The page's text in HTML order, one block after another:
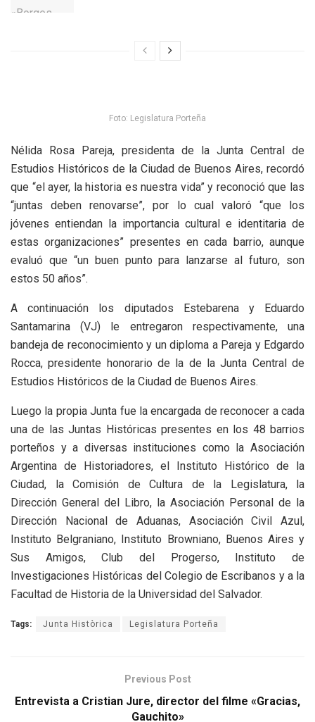
Foto: Legislatura Porteña
Nélida Rosa Pareja, presidenta de la Junta Central de
Estudios Históricos de la Ciudad de Buenos Aires, recordó
que “el ayer, la historia es nuestra vida” y reconoció que las
“juntas deben renovarse”, por lo cual valoró “que los
jóvenes entiendan la importancia cultural e identitaria de
estas organizaciones” presentes en cada barrio, aunque
evaluó que “un buen punto para lanzarse al futuro, son
estos 50 años”.
A continuación los diputados Estebarena y Eduardo
Santamarina (VJ) le entregaron respectivamente, una
bandeja de reconocimiento y un diploma a Pareja y Edgardo
Rocca, presidente honorario de la de la Junta Central de
Estudios Históricos de la Ciudad de Buenos Aires.
Luego la propia Junta fue la encargada de reconocer a cada
una de las Juntas Históricas presentes en los 48 barrios
porteños y a diversas instituciones como la Asociación
Argentina de Historiadores, el Instituto Histórico de la
Ciudad, la Comisión de Cultura de la Legislatura, la
Dirección General del Libro, la Asociación Personal de la
Dirección Nacional de Aduanas, Asociación Civil Azul,
Instituto Belgraniano, Instituto Browniano, Buenos Aires y
Sus Amigos, Club del Progerso, Instituto de
Investigaciones Históricas del Colegio de Escribanos y a la
Facultad de Historia de la Universidad del Salvador.
Tags: Junta Històrica Legislatura Porteña
Previous Post
Entrevista a Cristian Jure, director del filme «Gracias,
Gauchito»